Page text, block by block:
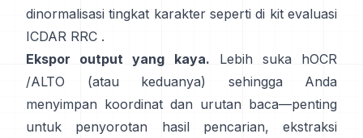
dinormalisasi tingkat karakter seperti di kit evaluasi
ICDAR RRC .
Ekspor output yang kaya. Lebih suka
hOCR
/ALTO
(atau keduanya) sehingga Anda
menyimpan koordinat dan urutan baca—penting
untuk penyorotan hasil pencarian, ekstraksi